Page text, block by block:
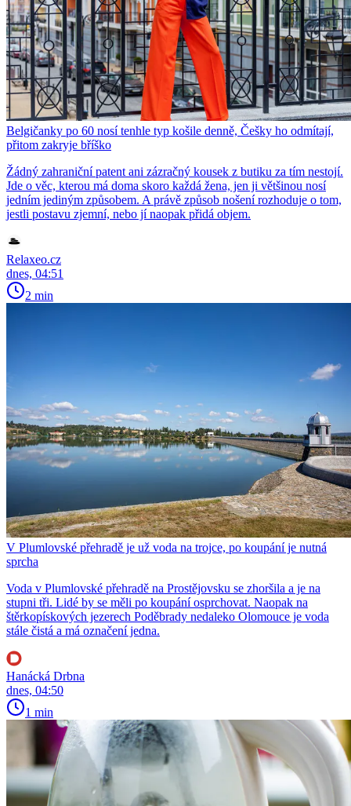
Belgičanky po 60 nosí tenhle typ košile denně, Češky ho odmítají,
přitom zakryje bříško
Žádný zahraniční patent ani zázračný kousek z butiku za tím nestojí.
Jde o věc, kterou má doma skoro každá žena, jen ji většinou nosí
jedním jediným způsobem. A právě způsob nošení rozhoduje o tom,
jestli postavu zjemní, nebo jí naopak přidá objem.
Relaxeo.cz
dnes, 04:51
2 min
V Plumlovské přehradě je už voda na trojce, po koupání je nutná
sprcha
Voda v Plumlovské přehradě na Prostějovsku se zhoršila a je na
stupni tři. Lidé by se měli po koupání osprchovat. Naopak na
štěrkopískových jezerech Poděbrady nedaleko Olomouce je voda
stále čistá a má označení jedna.
Hanácká Drbna
dnes, 04:50
1 min